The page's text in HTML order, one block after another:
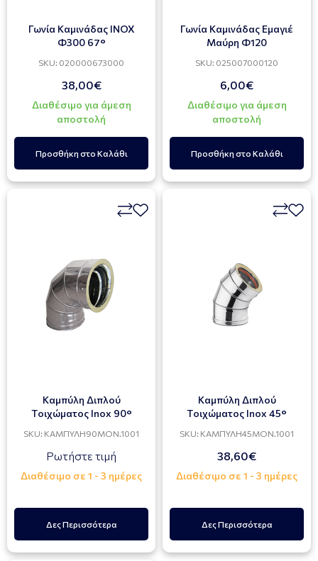
Γωνία Καμινάδας ΙΝΟΧ
Φ300 67°
SKU: 020000673000
38,00€
Διαθέσιμο για άμεση
αποστολή
Προσθήκη στο Καλάθι
Γωνία Καμινάδας Εμαγιέ
Μαύρη Φ120
SKU: 025007000120
6,00€
Διαθέσιμο για άμεση
αποστολή
Προσθήκη στο Καλάθι
Καμπύλη Διπλού
Tοιχώματος Ιnox 90°
SKU: ΚΑΜΠΥΛΗ90ΜΟΝ.1001
Ρωτήστε τιμή
Διαθέσιμο σε 1 - 3 ημέρες
Δες Περισσότερα
Καμπύλη Διπλού
Tοιχώματος Ιnox 45°
SKU: ΚΑΜΠΥΛΗ45ΜΟΝ.1001
38,60€
Διαθέσιμο σε 1 - 3 ημέρες
Δες Περισσότερα